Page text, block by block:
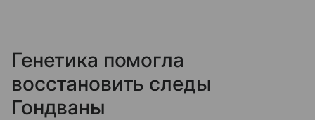
Генетика помогла
восстановить следы
Гондваны